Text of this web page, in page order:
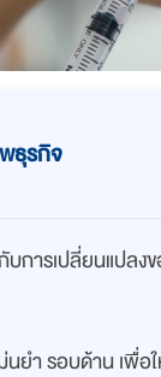
ธุรกิจ
การเปลี่ยนแปลงข
ยำ รอบด้าน เพื่อ